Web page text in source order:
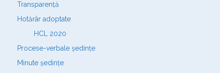
Transparență
Hotărâr adoptate
HCL 2020
Procese-verbale ședințe
Minute ședințe